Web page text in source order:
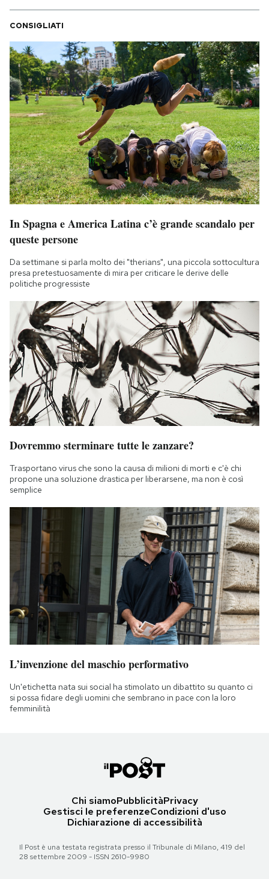
CONSIGLIATI
In Spagna e America Latina c’è grande scandalo per
queste persone
Da settimane si parla molto dei "therians", una piccola sottocultura
presa pretestuosamente di mira per criticare le derive delle
politiche progressiste
Dovremmo sterminare tutte le zanzare?
Trasportano virus che sono la causa di milioni di morti e c'è chi
propone una soluzione drastica per liberarsene, ma non è così
semplice
L’invenzione del maschio performativo
Un'etichetta nata sui social ha stimolato un dibattito su quanto ci
si possa fidare degli uomini che sembrano in pace con la loro
femminilità
Chi siamoPubblicitàPrivacy
Gestisci le preferenzeCondizioni d'uso
Dichiarazione di accessibilità
Il Post è una testata registrata presso il Tribunale di Milano, 419 del
28 settembre 2009 - ISSN 2610-9980